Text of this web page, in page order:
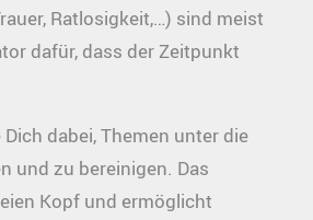
Ratlosigkeit,…) sind meist
dafür, dass der Zeitpunkt
dabei, Themen unter die
und zu bereinigen. Das
Kopf und ermöglicht